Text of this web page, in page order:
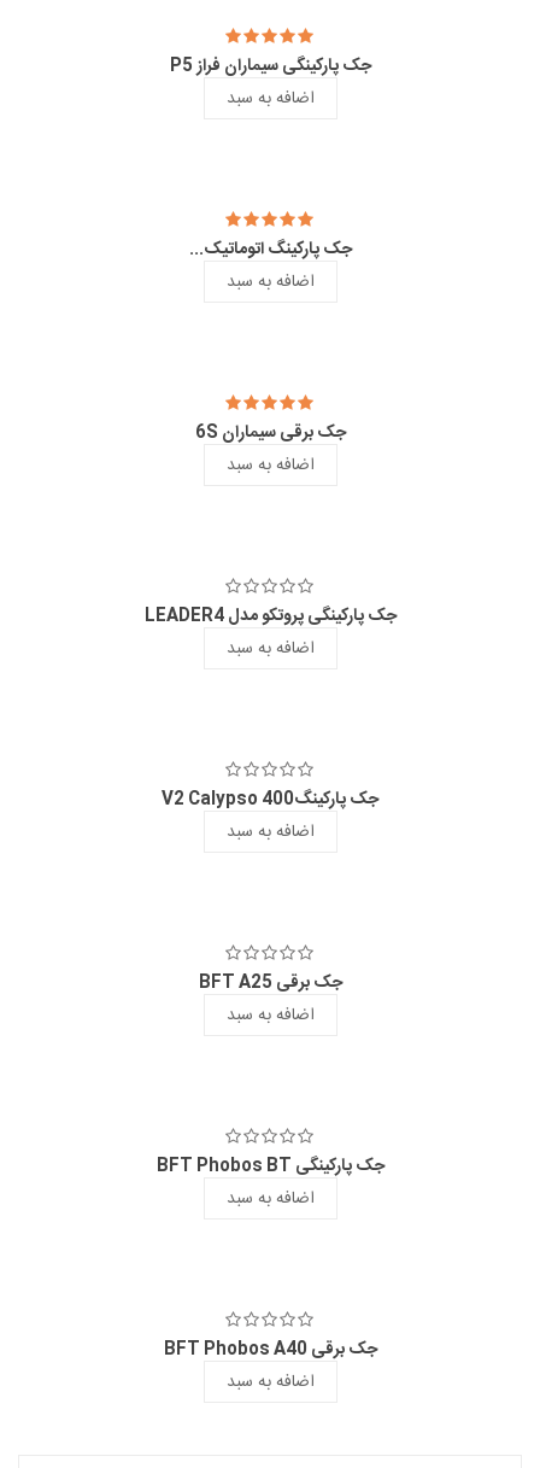
جک پارکینگی سیماران فراز P5
اضافه به سبد
جک پارکینگ اتوماتیک...
اضافه به سبد
جک برقی سیماران 6S
اضافه به سبد
جک پارکینگی پروتکو مدل LEADER4
اضافه به سبد
جک پارکینگV2 Calypso 400
اضافه به سبد
جک برقی BFT A25
اضافه به سبد
جک پارکینگی BFT Phobos BT
اضافه به سبد
جک برقی BFT Phobos A40
اضافه به سبد